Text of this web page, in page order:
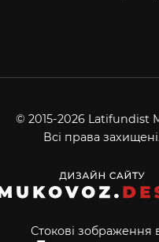
© 2015-2026 Latifundist
Всі права захищені.
Стокові зображення